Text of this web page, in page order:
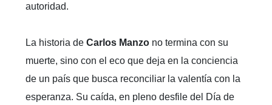
autoridad.
La historia de Carlos Manzo no termina con su
muerte, sino con el eco que deja en la conciencia
de un país que busca reconciliar la valentía con la
esperanza. Su caída, en pleno desfile del Día de